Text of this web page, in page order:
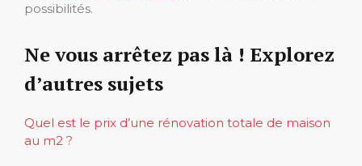
possibilités.
Ne vous arrêtez pas là ! Explorez
d’autres sujets
Quel est le prix d’une rénovation totale de maison
au m2 ?